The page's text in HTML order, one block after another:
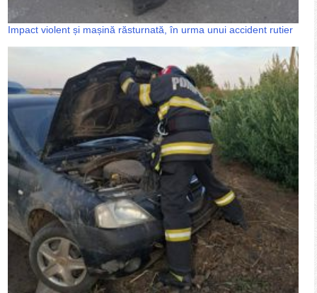
Impact violent și mașină răsturnată, în urma unui accident rutier